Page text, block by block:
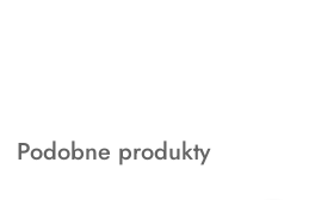
Produkty
Podobne produkty